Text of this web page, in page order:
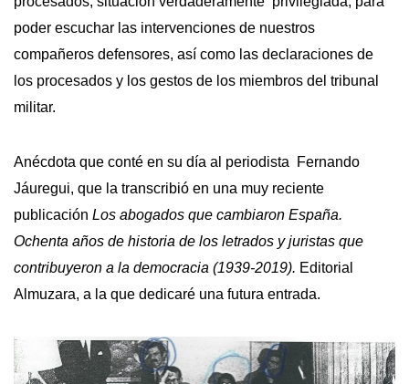
poder escuchar las intervenciones de nuestros
compañeros defensores, así como las declaraciones de
los procesados y los gestos de los miembros del tribunal
militar.
Anécdota que conté en su día al periodista Fernando
Jáuregui, que la transcribió en una muy reciente
publicación Los abogados que cambiaron España.
Ochenta años de historia de los letrados y juristas que
contribuyeron a la democracia (1939-2019). Editorial
Almuzara, a la que dedicaré una futura entrada.